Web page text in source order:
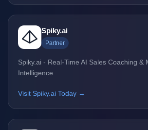
Spiky.ai
Partner
Spiky.ai - Real-Time AI Sales Coaching &
Intelligence
Visit Spiky.ai Today →